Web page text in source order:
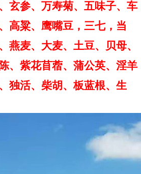
玄参、万寿菊、五味子、车
高粱、鹰嘴豆，三七，当
燕麦、大麦、土豆、贝母、
、紫花苜蓿、蒲公英、淫羊
独活、柴胡、板蓝根、生